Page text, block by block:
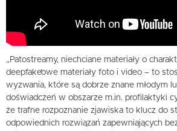
„Patostreamy, niechciane materiały o
deepfake’owe materiały foto i video – to
wyzwania, które są dobrze znane młodym
doświadczeń w obszarze m.in. profilaktyki
że trafne rozpoznanie zjawiska to klucz do
odpowiednich rozwiązań zapewniających